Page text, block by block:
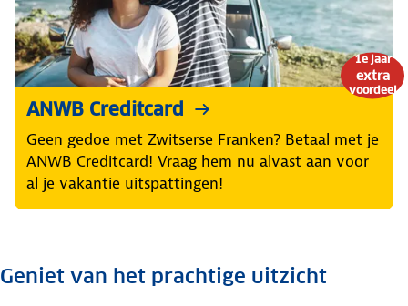
1e jaar
extra
voordeel
ANWB Creditcard
Geen gedoe met Zwitserse Franken? Betaal met je
ANWB Creditcard! Vraag hem nu alvast aan voor
al je vakantie uitspattingen!
Geniet van het prachtige uitzicht